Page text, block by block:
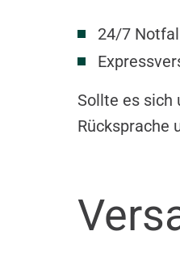
24/7
Sollte es sich
Rücksprache